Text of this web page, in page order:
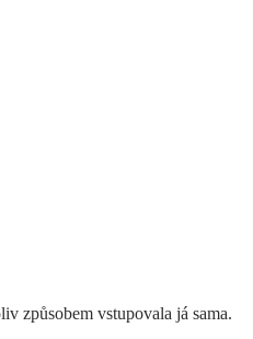
způsobem vstupovala já sama.